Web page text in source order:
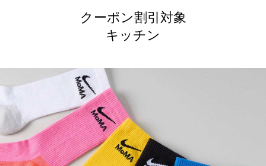
クーポン割引対象
キッチン